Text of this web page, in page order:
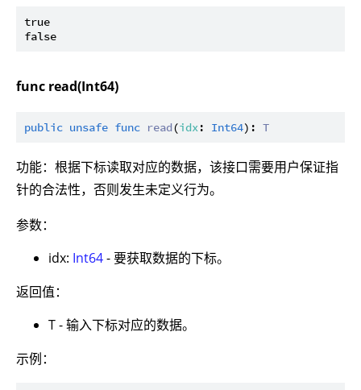
true
func read(Int64)
public unsafe func read(idx: Int64): T
功能：根据下标读取对应的数据，该接口需要用户保证指
针的合法性，否则发生未定义行为。
参数：
idx: Int64- 要获取数据的下标。
返回值：
T - 输入下标对应的数据。
示例：